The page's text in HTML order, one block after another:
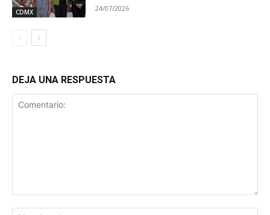
CDMX 24/07/2026
DEJA UNA RESPUESTA